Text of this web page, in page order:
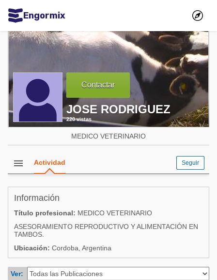
Engormix
Comunidades en español
Balanceados - Piensos
Avicultura
Ganadería
Lechería
Micotoxinas
Porcicultura
Comunidades en inglés
Acuacultura
Micotoxinas
Avicultura
Porcicultura
Comunidades en portugués
Micotoxinas
Avicultura
Contactar
JOSE RODRIGUEZ
220 vistas
MEDICO VETERINARIO
menu Actividad Seguir
Información
Título profesional: MEDICO VETERINARIO
ASESORAMIENTO REPRODUCTIVO Y ALIMENTACIÓN EN
TAMBOS.
Ubicación: Cordoba, Argentina
Ver: